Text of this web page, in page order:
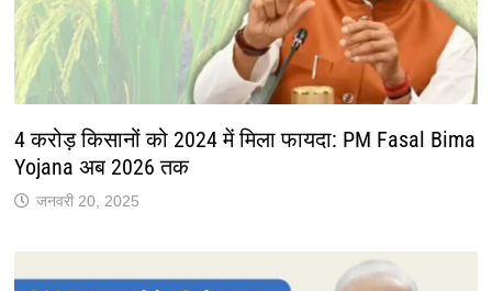
4 करोड़ किसानों को 2024 में मिला फायदा: PM Fasal Bima
Yojana अब 2026 तक
जनवरी 20, 2025